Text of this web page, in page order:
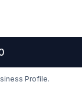
Profile.